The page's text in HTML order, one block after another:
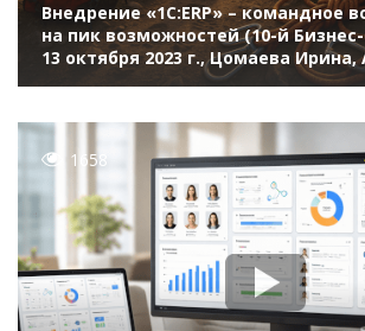
Внедрение «1C:ERP» – командное
на пик возможностей (10-й Бизнес-
13 октября 2023 г., Цомаева Ирина,
1658